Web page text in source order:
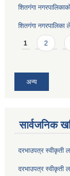
शितगंगा
शितगंगा नगरपालिका
Pages
1 2
अन्य
सार्वजनिक
दरभाउपत्र स्वीकृती
दरभाउपत्र स्वीकृती